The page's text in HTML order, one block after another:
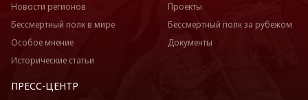
Новости регионов
Бессмертный полк в мире
Особое мнение
Исторические статьи
Проекты
Бессмертный полк за рубежом
Документы
ПРЕСС-ЦЕНТР